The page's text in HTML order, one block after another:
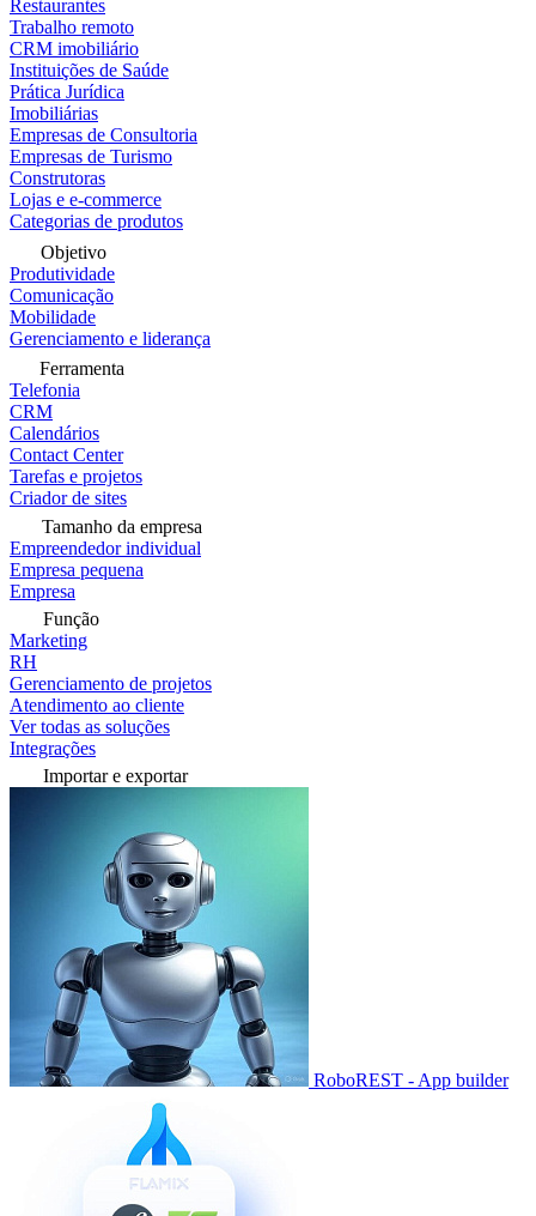
Restaurantes
Trabalho remoto
CRM imobiliário
Instituições de Saúde
Prática Jurídica
Imobiliárias
Empresas de Consultoria
Empresas de Turismo
Construtoras
Lojas e e-commerce
Categorias de produtos
Objetivo
Produtividade
Comunicação
Mobilidade
Gerenciamento e liderança
Ferramenta
Telefonia
CRM
Calendários
Contact Center
Tarefas e projetos
Criador de sites
Tamanho da empresa
Empreendedor individual
Empresa pequena
Empresa
Função
Marketing
RH
Gerenciamento de projetos
Atendimento ao cliente
Ver todas as soluções
Integrações
Importar e exportar
RoboREST - App builder